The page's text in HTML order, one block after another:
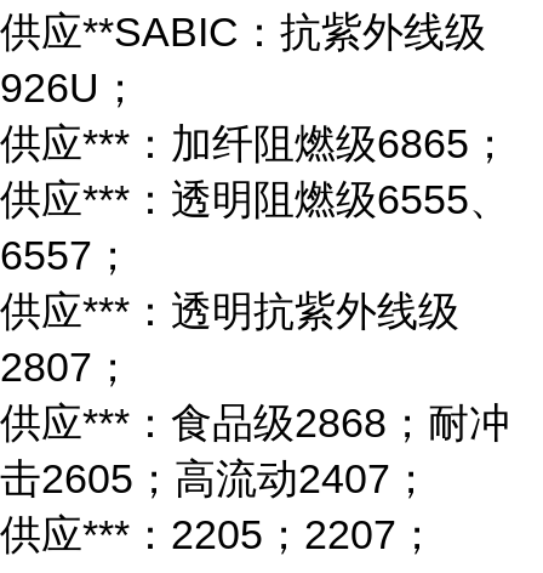
供应**SABIC：抗紫外线级
926U；
供应***：加纤阻燃级6865；
供应***：透明阻燃级6555、
6557；
供应***：透明抗紫外线级
2807；
供应***：食品级2868；耐冲
击2605；高流动2407；
供应***：2205；2207；